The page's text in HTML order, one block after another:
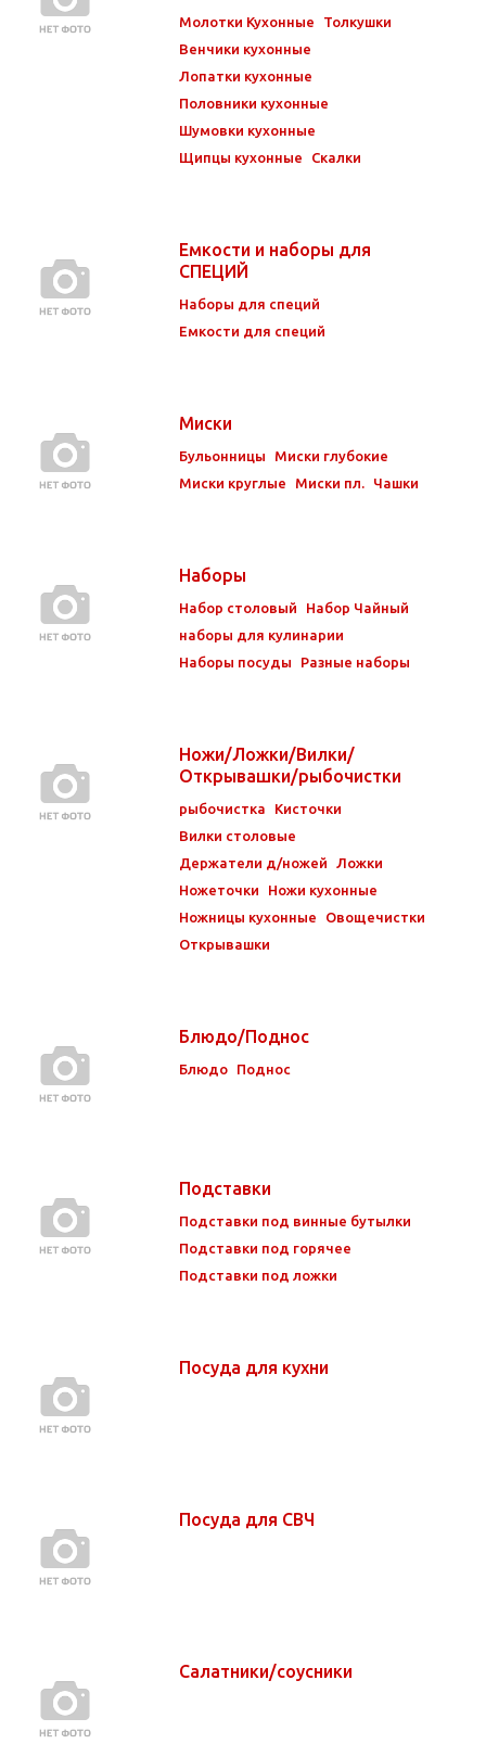
Молотки Кухонные
Толкушки
Венчики кухонные
Лопатки кухонные
Половники кухонные
Шумовки кухонные
Щипцы кухонные
Скалки
Емкости и наборы для
СПЕЦИЙ
Наборы для специй
Емкости для специй
Миски
Бульонницы
Миски глубокие
Миски круглые
Миски пл. Чашки
Наборы
Набор столовый
Набор Чайный
наборы для кулинарии
Наборы посуды
Разные наборы
Ножи/Ложки/Вилки/
Открывашки/рыбочистки
рыбочистка
Кисточки
Вилки столовые
Держатели д/ножей
Ложки
Ножеточки
Ножи кухонные
Ножницы кухонные
Овощечистки
Открывашки
Блюдо/Поднос
Блюдо Поднос
Подставки
Подставки под винные бутылки
Подставки под горячее
Подставки под ложки
Посуда для кухни
Посуда для СВЧ
Салатники/соусники